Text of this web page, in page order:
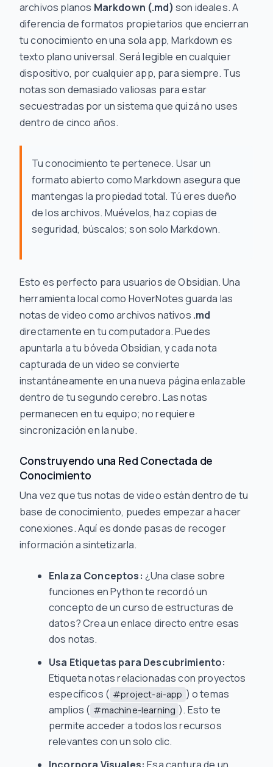
archivos planos Markdown (.md) son ideales. A
diferencia de formatos propietarios que encierran
tu conocimiento en una sola app, Markdown es
texto plano universal. Será legible en cualquier
dispositivo, por cualquier app, para siempre. Tus
notas son demasiado valiosas para estar
secuestradas por un sistema que quizá no uses
dentro de cinco años.
Tu conocimiento te pertenece. Usar un
formato abierto como Markdown asegura que
mantengas la propiedad total. Tú eres dueño
de los archivos. Muévelos, haz copias de
seguridad, búscalos; son solo Markdown.
Esto es perfecto para usuarios de Obsidian. Una
herramienta local como HoverNotes guarda las
notas de video como archivos nativos .md
directamente en tu computadora. Puedes
apuntarla a tu bóveda Obsidian, y cada nota
capturada de un video se convierte
instantáneamente en una nueva página enlazable
dentro de tu segundo cerebro. Las notas
permanecen en tu equipo; no requiere
sincronización en la nube.
Construyendo una Red Conectada de
Conocimiento
Una vez que tus notas de video están dentro de tu
base de conocimiento, puedes empezar a hacer
conexiones. Aquí es donde pasas de recoger
información a sintetizarla.
Enlaza Conceptos: ¿Una clase sobre
funciones en Python te recordó un
concepto de un curso de estructuras de
datos? Crea un enlace directo entre esas
dos notas.
Usa Etiquetas para Descubrimiento:
Etiqueta notas relacionadas con proyectos
específicos ( #project-ai-app ) o temas
amplios ( #machine-learning ). Esto te
permite acceder a todos los recursos
relevantes con un solo clic.